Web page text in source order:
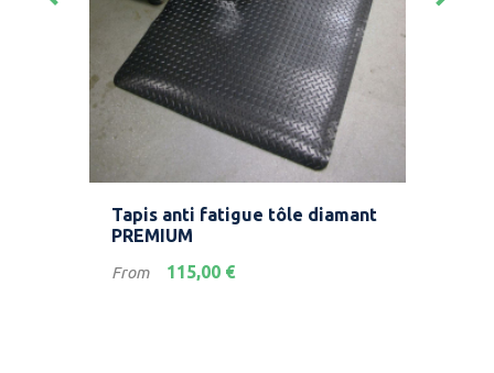
Tapis anti fatigue tôle diamant
PREMIUM
Preis
From 115,00 €